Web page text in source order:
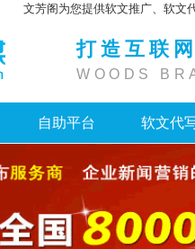
文芳阁为您提供软文推广、软文
打造互联
WOODS
自助平台 软文代